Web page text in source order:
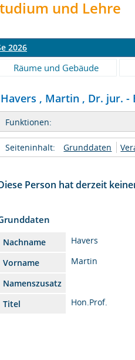
und Lehre
2026
Räume und Gebäude
Havers , Martin , Dr. jur. -
Funktionen:
Seiteninhalt: Grunddaten
Person hat derzeit
Nachname
Havers
Vorname
Martin
Namenszusatz
Titel
Hon.Prof.